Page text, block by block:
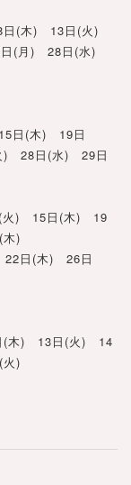
(木) 13日(火)
(月) 28日(水)
日(木) 19日
28日(水) 29日
火) 15日(木) 19
)
日(木) 26日
(木) 13日(火) 14
)